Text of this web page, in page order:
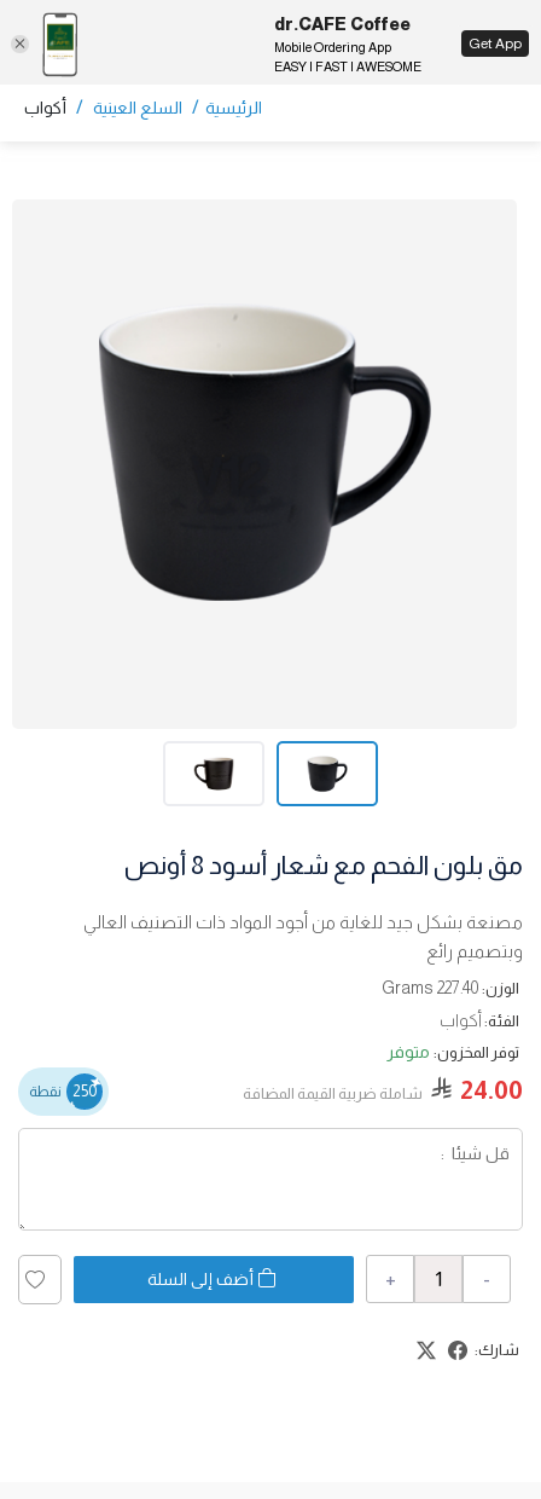
EN
الرئيسية / السلع العينية / أكواب
مق بلون الفحم مع شعار أسود 8 أونص
مصنعة بشكل جيد للغاية من أجود المواد ذات التصنيف العالي
وبتصميم رائع
الوزن: 227.40 Grams
الفئة: أكواب
توفر المخزون: متوفر
24.00 شاملة ضربية القيمة المضافة 250 نقطة
-
+ أضف إلى السلة
شارك:
dr.CAFE Coffee
Mobile Ordering App
EASY | FAST | AWESOME
Get App